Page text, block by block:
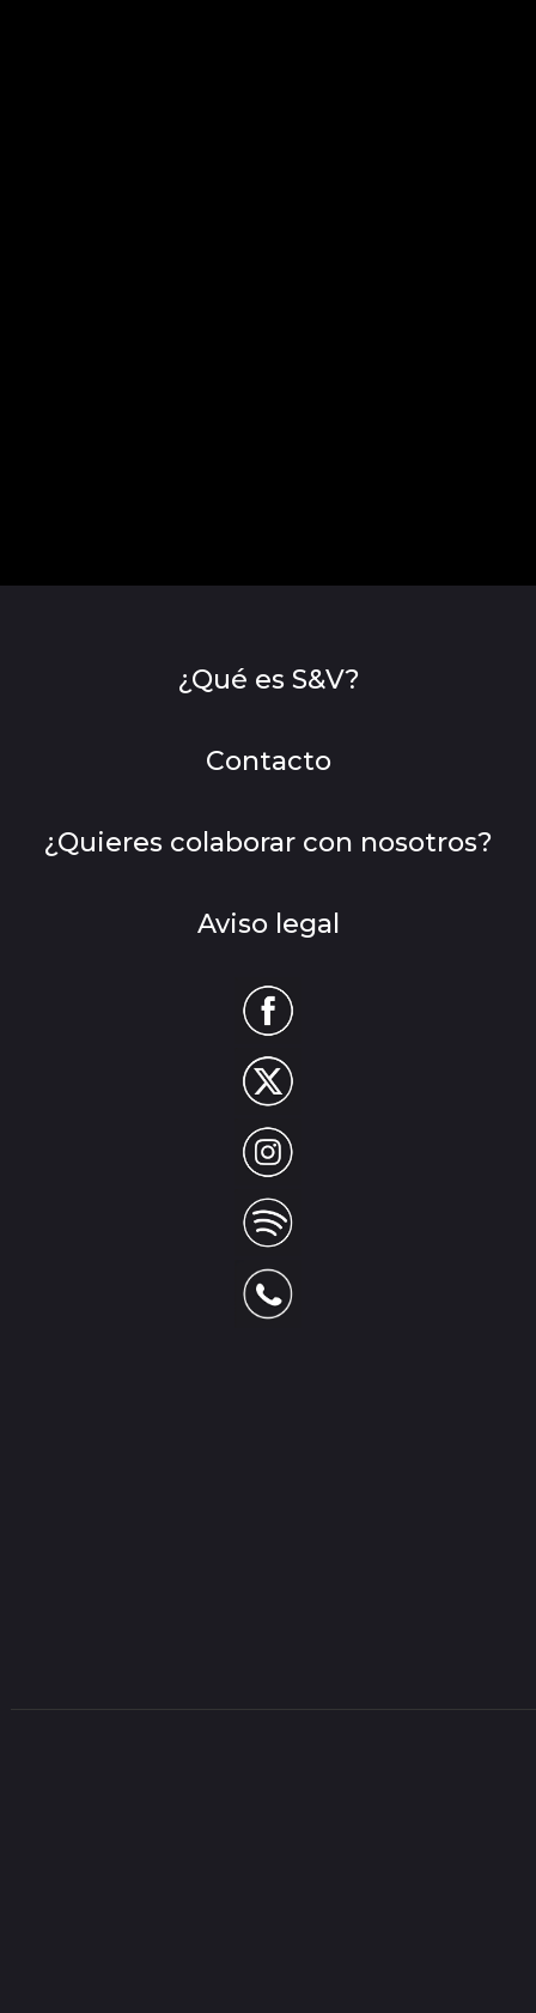
¿Qué es S&V?
Contacto
¿Quieres colaborar con nosotros?
Aviso legal